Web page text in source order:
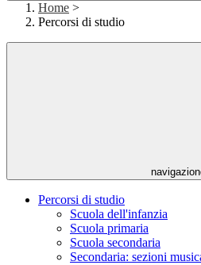
Home >
Percorsi di studio
Percorsi di studio
Scuola dell'infanzia
Scuola primaria
Scuola secondaria
Secondaria: sezioni